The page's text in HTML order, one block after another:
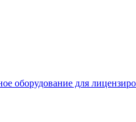
оборудование для